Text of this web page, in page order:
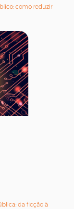
como reduzir
da ficção à